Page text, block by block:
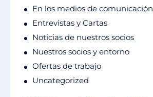
En los medios de comunicación
Entrevistas y Cartas
Noticias de nuestros socios
Nuestros socios y entorno
Ofertas de trabajo
Uncategorized